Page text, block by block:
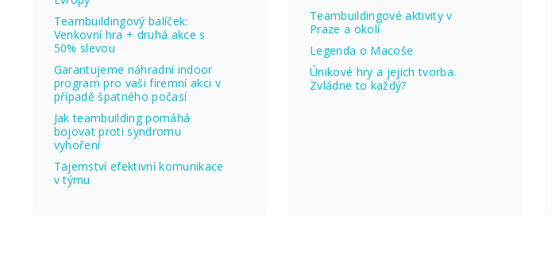
Teambuildingový balíček:
Venkovní hra + druhá akce s
50% slevou
Garantujeme náhradní indoor
program pro vaši firemní akci v
případě špatného počasí
Jak teambuilding pomáhá
bojovat proti syndromu
vyhoření
Tajemství efektivní komunikace
v týmu
Teambuildingové aktivity v
Praze a okolí
Legenda o Macoše
Únikové hry a jejich tvorba.
Zvládne to každý?